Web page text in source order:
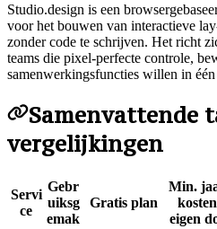
Studio.design is een
voor het bouwen van interactieve
zonder code te schrijven. Het richt
teams die pixel-perfecte controle,
samenwerkingsfuncties willen in
Samenvattende
vergelijkingen
Servi
ce
Gebr
uiksg
emak
Gratis plan
Min.
eigen